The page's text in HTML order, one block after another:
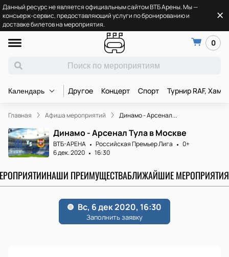
Данный ресурс не является официальным сайтом ВТБ Арены. Мы —
консьерж-сервис, предоставляющий услуги по бронированию и
доставке билетов на мероприятия.
0
Календарь Другое Концерт Спорт Турнир RAF,
Главная Афиша мероприятий Динамо - Арсенал...
Динамо - Арсенал Тула в Москве
ВТБ-АРЕНА Российская Премьер Лига
0+
6 дек. 2020
16:30
НАШИ ПРЕИМУЩЕСТВАБЛИЖАЙШИЕ МЕРОПРИЯТИЯ